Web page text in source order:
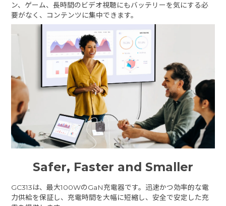
ン、ゲーム、長時間のビデオ視聴にもバッテリーを気にする必
要がなく、コンテンツに集中できます。
Safer, Faster and Smaller
GC313は、最大100WのGaN充電器です。迅速かつ効率的な電
力供給を保証し、充電時間を大幅に短縮し、安全で安定した充